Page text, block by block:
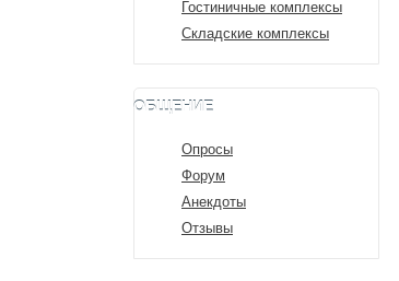
Гостиничные комплексы
Складские комплексы
ОБЩЕНИЕ
Опросы
Форум
Анекдоты
Отзывы